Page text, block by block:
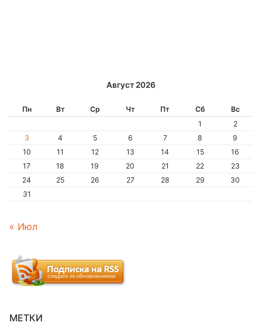
Август 2026
Пн Вт Ср Чт Пт Сб
Вс
1
2
3
4 5 6 7 8
9
10
11 12 13 14 15
16
17
18 19 20 21 22
23
24
25 26 27 28 29
30
31
« Июл
МЕТКИ